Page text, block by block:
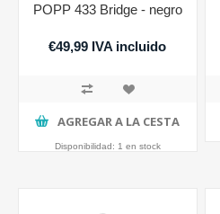
POPP 433 Bridge - negro
€49,99 IVA incluido
AGREGAR A LA CESTA
Disponibilidad: 1 en stock